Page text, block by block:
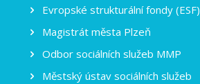
Evropské strukturální fondy (ESF)
Magistrát města Plzeň
Odbor sociálních služeb MMP
Městský ústav sociálních služeb